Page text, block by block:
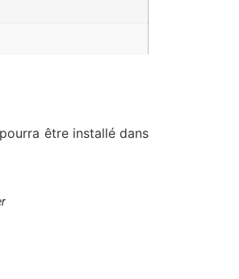
être installé dans